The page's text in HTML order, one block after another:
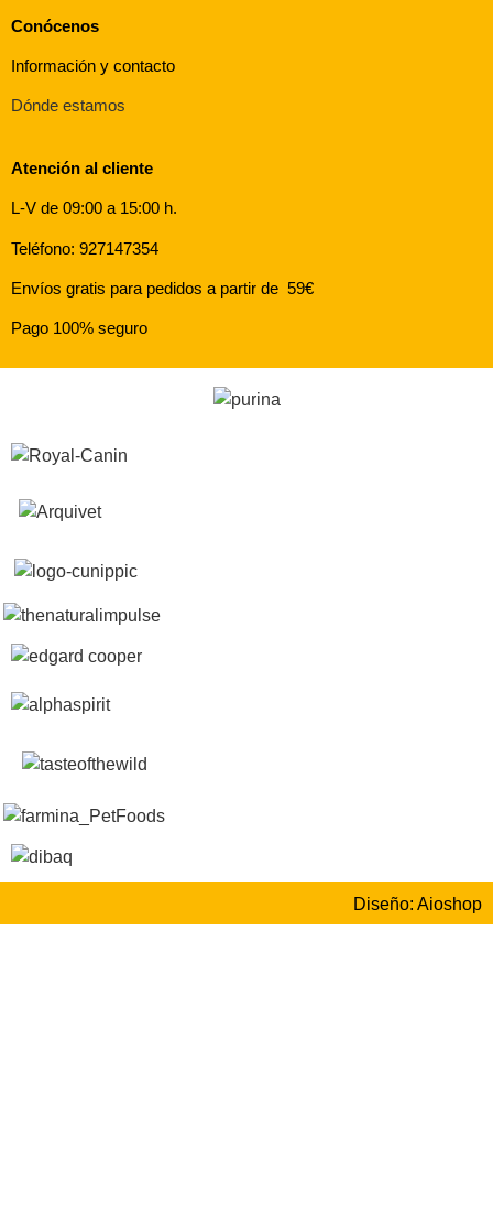
Conócenos
Información y contacto
Dónde estamos
Atención al cliente
L-V de 09:00 a 15:00 h.
Teléfono: 927147354
Envíos gratis para pedidos a partir de 59€
Pago 100% seguro
Diseño: Aioshop